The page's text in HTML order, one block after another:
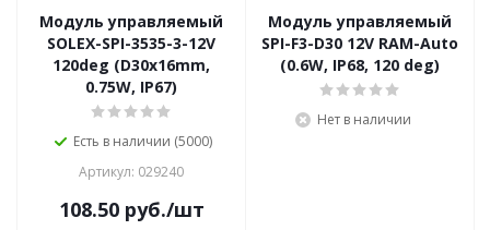
Модуль управляемый
SOLEX-SPI-3535-3-12V
120deg (D30x16mm,
0.75W, IP67)
Есть в наличии (5000)
Артикул: 029240
108.50руб./шт
Модуль управляемый
SPI-F3-D30 12V RAM-Auto
(0.6W, IP68, 120 deg)
Нет в наличии